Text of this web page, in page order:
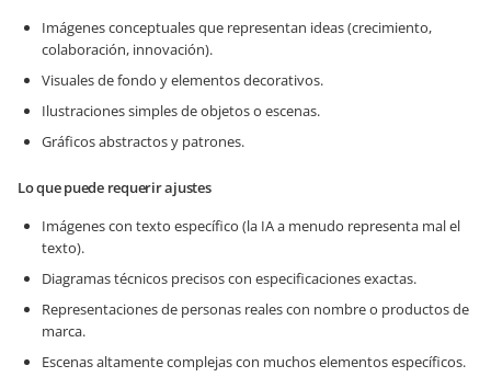
Imágenes conceptuales que representan ideas (crecimiento,
colaboración, innovación).
Visuales de fondo y elementos decorativos.
Ilustraciones simples de objetos o escenas.
Gráficos abstractos y patrones.
Lo que puede requerir ajustes
Imágenes con texto específico (la IA a menudo representa mal el
texto).
Diagramas técnicos precisos con especificaciones exactas.
Representaciones de personas reales con nombre o productos de
marca.
Escenas altamente complejas con muchos elementos específicos.